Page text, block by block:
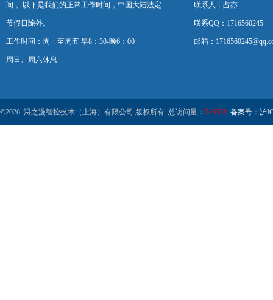
间 。以下是我们的正常工作时间，中国大陆法定
节假日除外。
工作时间：周一至周五 早8：30-晚6：00
周日、周六休息
联系人：占亦
联系QQ：1716560245
邮箱：
©2026 浔之漫智控技术（上海）有限公司 版权所有 总访问量： 546354 备案号：沪